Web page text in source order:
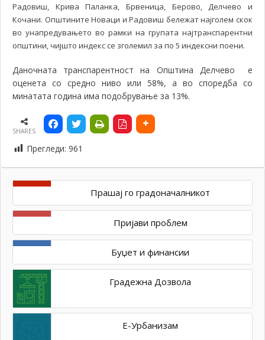
Радовиш, Крива Паланка, Брвеница, Берово, Делчево и
Кочани. Општините Новаци и Радовиш бележат најголем скок
во унапредувањето во рамки на групата најтранспарентни
општини, чијшто индекс се зголемил за по 5 индексни поени.
Даночната транспарентност на Општина Делчево е
оценета со средно ниво или 58%, а во споредба со
минатата година има подобрување за 13%.
SHARES
Прегледи: 961
Прашај го градоначалникот
Пријави проблем
Буџет и финансии
Градежна Дозвола
Е-Урбанизам